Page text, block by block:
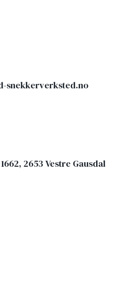
snekkerverksted.no
2653 Vestre Gausdal